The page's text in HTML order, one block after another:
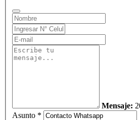
Mensaje:
Asunto *